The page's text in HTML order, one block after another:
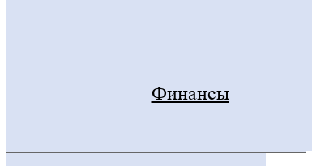
Финансы